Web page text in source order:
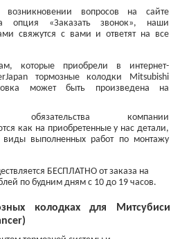
задние
₽
Диски тормозные
(барабаны)
вопросов на сайте
опция «Заказать звонок», наши
свяжутся с вами и ответят на все
которые приобрели в интернет-
тормозные колодки Mitsubishi
может быть произведена на
обязательства компании
как на приобретенные у нас детали,
выполненных работ по монтажу
БЕСПЛАТНО от заказа на
по будним дням с 10 до 19 часов.
колодках для Митсубиси